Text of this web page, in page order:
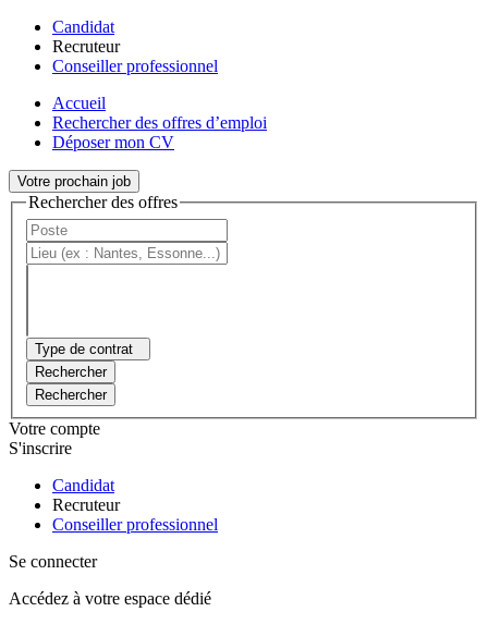
Candidat
Recruteur
Conseiller professionnel
Accueil
Rechercher des offres d’emploi
Déposer mon CV
Votre prochain job
Rechercher des offres
Type de contrat
Rechercher
Rechercher
Votre compte
S'inscrire
Candidat
Recruteur
Conseiller professionnel
Se connecter
Accédez à votre espace dédié